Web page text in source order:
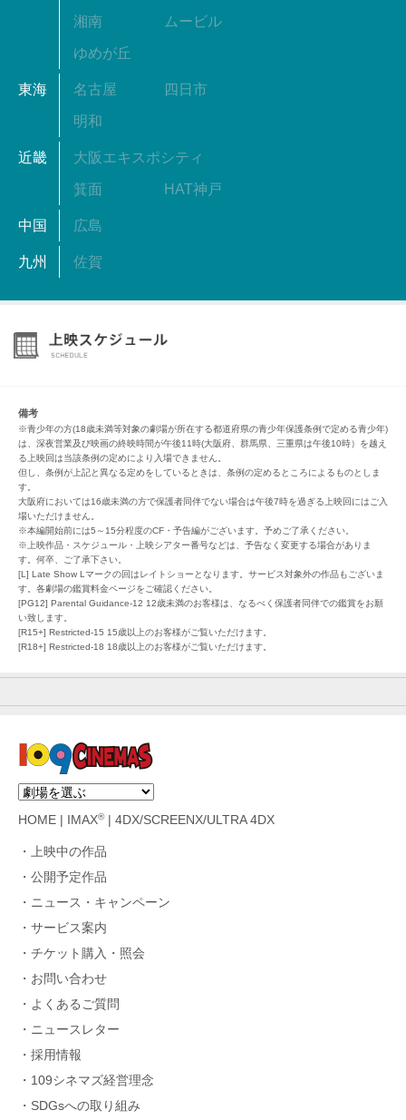
湘南 ムービル
ゆめが丘
東海 名古屋 四日市
明和
近畿 大阪エキスポシティ
箕面 HAT神戸
中国 広島
九州 佐賀
備考
※青少年の方(18歳未満等対象の劇場が所在する都道府県の青少年保護条例で定める青少年)
は、深夜営業及び映画の終映時間が午後11時(大阪府、群馬県、三重県は午後10時）を越え
る上映回は当該条例の定めにより入場できません。
但し、条例が上記と異なる定めをしているときは、条例の定めるところによるものとしま
す。
大阪府においては16歳未満の方で保護者同伴でない場合は午後7時を過ぎる上映回にはご入
場いただけません。
※本編開始前には5～15分程度のCF・予告編がございます。予めご了承ください。
※上映作品・スケジュール・上映シアター番号などは、予告なく変更する場合がありま
す。何卒、ご了承下さい。
[L] Late Show Lマークの回はレイトショーとなります。サービス対象外の作品もございま
す。各劇場の鑑賞料金ページをご確認ください。
[PG12] Parental Guidance-12 12歳未満のお客様は、なるべく保護者同伴での鑑賞をお願
い致します。
[R15+] Restricted-15 15歳以上のお客様がご覧いただけます。
[R18+] Restricted-18 18歳以上のお客様がご覧いただけます。
HOME IMAX®| 4DX/SCREENX/ULTRA 4DX
上映中の作品
公開予定作品
ニュース・キャンペーン
サービス案内
チケット購入・照会
お問い合わせ
よくあるご質問
ニュースレター
採用情報
109シネマズ経営理念
SDGsへの取り組み